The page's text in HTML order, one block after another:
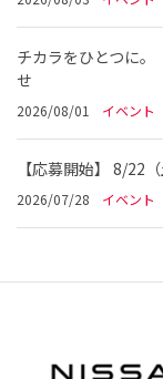
チカラをひとつに。
せ
2026/08/01 イベント
【応募開始】 8/22
2026/07/28 イベント